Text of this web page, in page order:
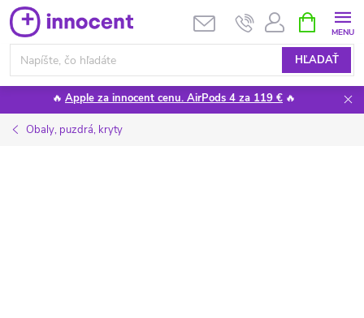
Prejsť
na
obsah
HĽADAŤ
KOŠÍK
🔥 Apple za innocent cenu. AirPods 4 za 119 € 🔥
Obaly, puzdrá, kryty